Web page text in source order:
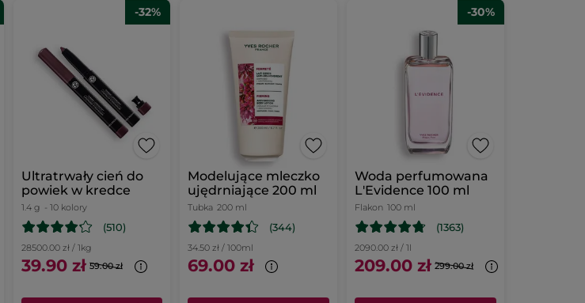
-32%
Ultratrwały cień do
powiek w kredce
1.4 g - 10 kolory
(510)
28500.00 zł / 1kg
39.90 zł 59.00 zł
Modelujące mleczko
ujędrniające 200 ml
Tubka 200 ml
(344)
34.50 zł / 100ml
69.00 zł
-30%
Woda perfumowana
L'Evidence 100 ml
Flakon 100 ml
(1363)
2090.00 zł / 1l
209.00 zł 299.00 zł